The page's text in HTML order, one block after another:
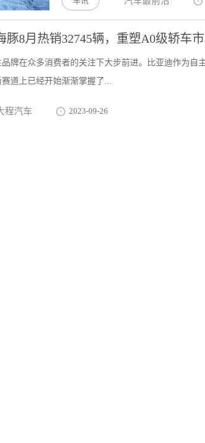
豚8月热销32745辆，重塑A0级轿车
牌在众多消费者的关注下大步前进。比亚迪作为
道上已经开始渐渐掌握了...
程汽车 2023-09-26